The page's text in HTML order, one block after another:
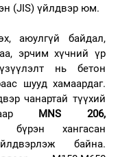
(JIS) үйлдвэр юм.
аюулгүй байдал,
эрчим хүчний үр
нь бетон
шууд хамаардаг.
чанартай түүхий
MNS 206,
бүрэн хангасан
байна.